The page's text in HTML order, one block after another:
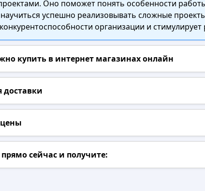
Оно поможет понять особенности
успешно реализовывать сложные
организации и
купить в интернет магазинах онлайн
доставки
сейчаси получите: